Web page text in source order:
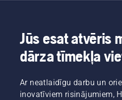
Jūs esat atvēris
dārza tīmekļa
Ar neatlaidīgu darbu un
inovatīviem risinājumiem,